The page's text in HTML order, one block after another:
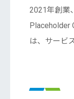
2021年創業
Placeholder
は、サービ